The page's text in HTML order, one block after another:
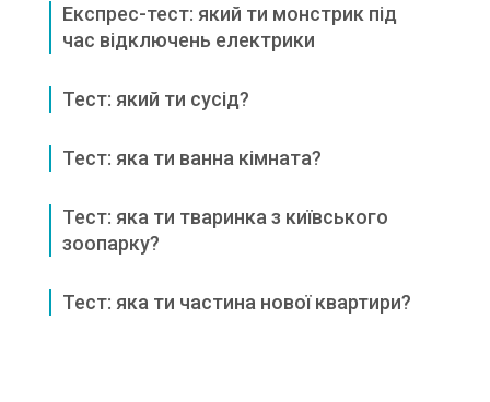
Експрес-тест: який ти монстрик під
час відключень електрики
Тест: який ти сусід?
Тест: яка ти ванна кімната?
Тест: яка ти тваринка з київського
зоопарку?
Тест: яка ти частина нової квартири?